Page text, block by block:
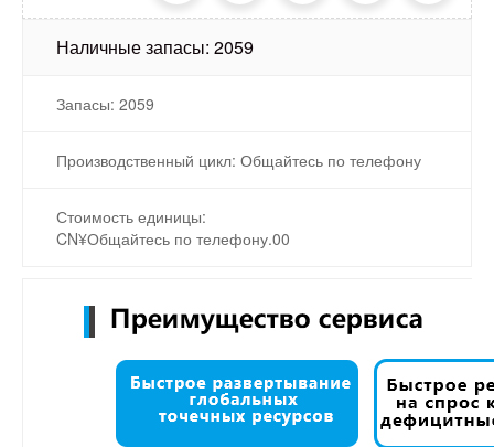
Наличные запасы: 2059
Запасы: 2059
Производственный цикл: Общайтесь по телефону
Стоимость единицы:
CN¥Общайтесь по телефону.00